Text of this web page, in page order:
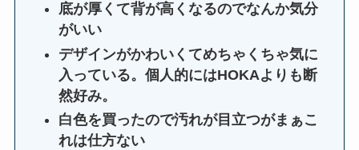
底が厚くて背が高くなるのでなんか気分
がいい
デザインがかわいくてめちゃくちゃ気に
入っている。個人的にはHOKAよりも断
然好み。
白色を買ったので汚れが目立つがまぁこ
れは仕方ない